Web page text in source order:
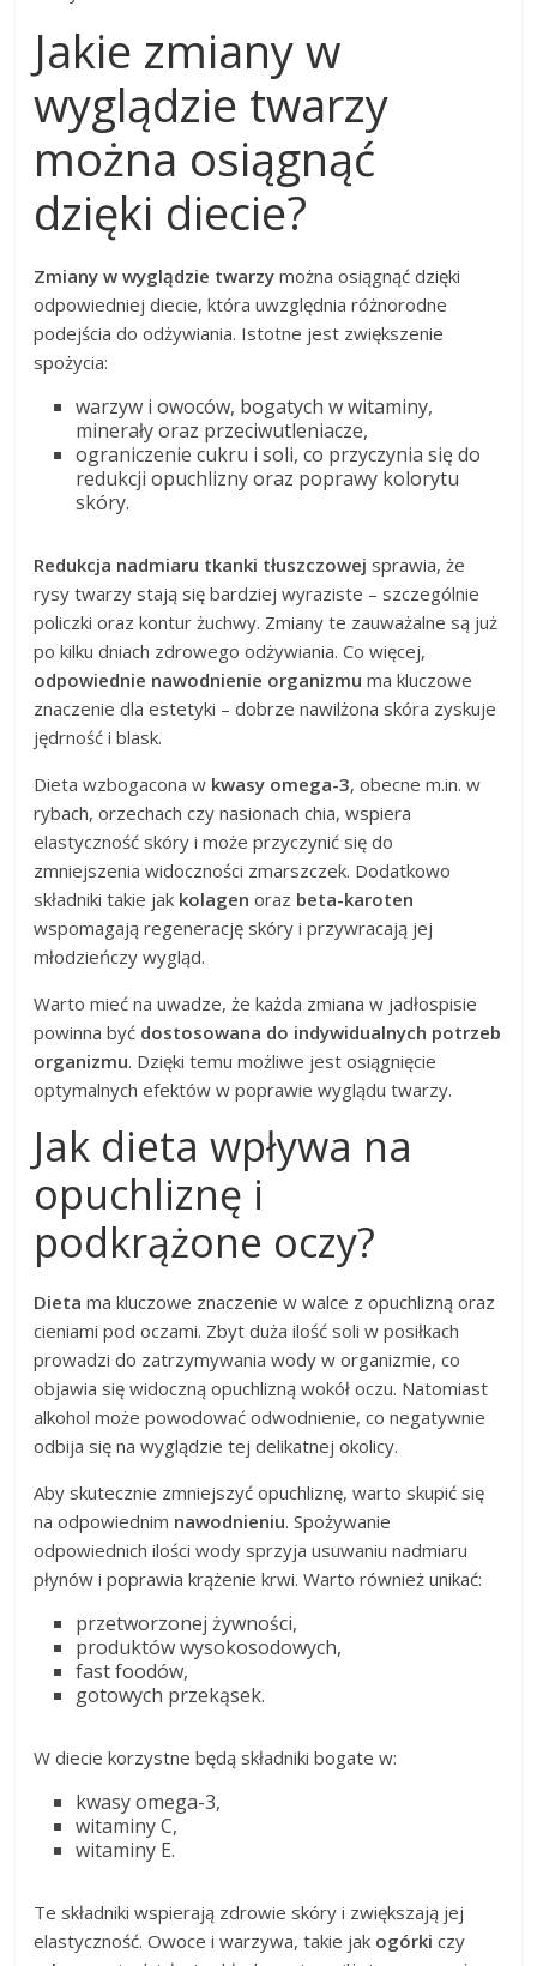
Jakie zmiany w
wyglądzie twarzy
można osiągnąć
dzięki diecie?
Zmiany w wyglądzie twarzy można osiągnąć dzięki
odpowiedniej diecie, która uwzględnia różnorodne
podejścia do odżywiania. Istotne jest zwiększenie
spożycia:
warzyw i owoców, bogatych w witaminy,
minerały oraz przeciwutleniacze,
ograniczenie cukru i soli, co przyczynia się do
redukcji opuchlizny oraz poprawy kolorytu
skóry.
Redukcja nadmiaru tkanki tłuszczowej sprawia, że
rysy twarzy stają się bardziej wyraziste – szczególnie
policzki oraz kontur żuchwy. Zmiany te zauważalne są już
po kilku dniach zdrowego odżywiania. Co więcej,
odpowiednie nawodnienie organizmu ma kluczowe
znaczenie dla estetyki – dobrze nawilżona skóra zyskuje
jędrność i blask.
Dieta wzbogacona w kwasy omega-3, obecne m.in. w
rybach, orzechach czy nasionach chia, wspiera
elastyczność skóry i może przyczynić się do
zmniejszenia widoczności zmarszczek. Dodatkowo
składniki takie jak kolagen oraz beta-karoten
wspomagają regenerację skóry i przywracają jej
młodzieńczy wygląd.
Warto mieć na uwadze, że każda zmiana w jadłospisie
powinna być dostosowana do indywidualnych potrzeb
organizmu. Dzięki temu możliwe jest osiągnięcie
optymalnych efektów w poprawie wyglądu twarzy.
Jak dieta wpływa na
opuchliznę i
podkrążone oczy?
Dieta ma kluczowe znaczenie w walce z opuchlizną oraz
cieniami pod oczami. Zbyt duża ilość soli w posiłkach
prowadzi do zatrzymywania wody w organizmie, co
objawia się widoczną opuchlizną wokół oczu. Natomiast
alkohol może powodować odwodnienie, co negatywnie
odbija się na wyglądzie tej delikatnej okolicy.
Aby skutecznie zmniejszyć opuchliznę, warto skupić się
na odpowiednim nawodnieniu. Spożywanie
odpowiednich ilości wody sprzyja usuwaniu nadmiaru
płynów i poprawia krążenie krwi. Warto również unikać:
przetworzonej żywności,
produktów wysokosodowych,
fast foodów,
gotowych przekąsek.
W diecie korzystne będą składniki bogate w:
kwasy omega-3,
witaminy C,
witaminy E.
Te składniki wspierają zdrowie skóry i zwiększają jej
elastyczność. Owoce i warzywa, takie jak ogórki czy